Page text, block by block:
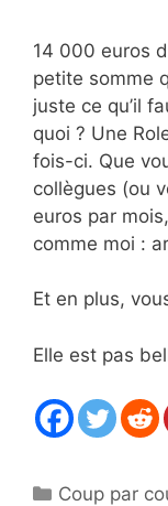
14 000 euros
petite somme
juste ce qu’il
quoi ? Une
fois-ci. Que
collègues (ou
euros par
comme moi :
Et en plus,
Elle est pas
Catégories
Coup par